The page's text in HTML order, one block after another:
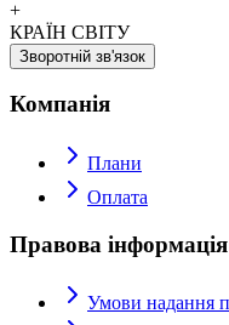
+
КРАЇН СВІТУ
Зворотній зв'язок
Компанія
Плани
Оплата
Правова
Умови надання